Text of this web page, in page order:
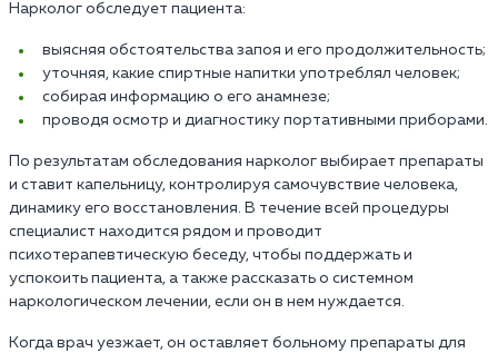
Нарколог обследует пациента:
выясняя обстоятельства запоя и его продолжительность;
уточняя, какие спиртные напитки употреблял человек;
собирая информацию о его анамнезе;
проводя осмотр и диагностику портативными приборами.
По результатам обследования нарколог выбирает препараты
и ставит капельницу, контролируя самочувствие человека,
динамику его восстановления. В течение всей процедуры
специалист находится рядом и проводит
психотерапевтическую беседу, чтобы поддержать и
успокоить пациента, а также рассказать о системном
наркологическом лечении, если он в нем нуждается.
Когда врач уезжает, он оставляет больному препараты для